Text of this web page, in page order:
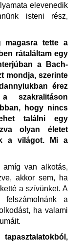
elevenedik
isteni rész,
magasra tette a
rátaláltam egy
a Bach-
mondja, szerinte
érez
szakralitáson
hogy nincs
találni egy
olyan életet
a világot. Mi a
van alkotás,
akkor sem, ha
a szívünket. A
a
ha valami